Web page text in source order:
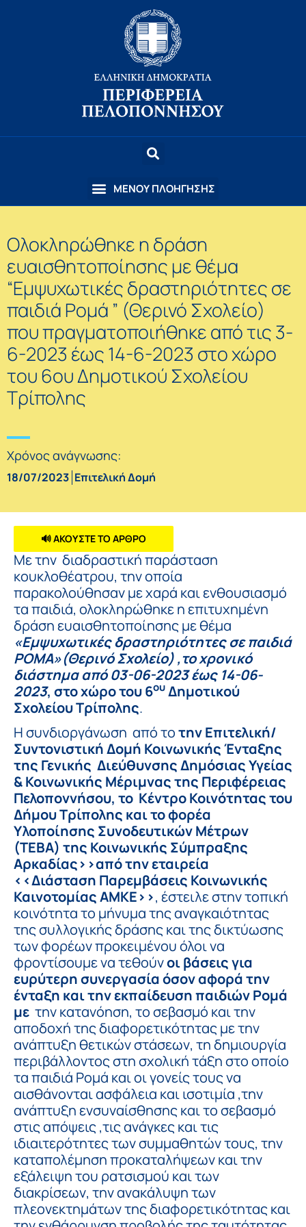
Ολοκληρώθηκε η δράση
ευαισθητοποίησης με θέμα
“Εμψυχωτικές δραστηριότητες σε
παιδιά Ρομά ” (Θερινό Σχολείο)
που πραγματοποιήθηκε από τις 3-
6-2023 έως 14-6-2023 στο χώρο
του 6ου Δημοτικού Σχολείου
Τρίπολης
Χρόνος ανάγνωσης:
18/07/2023 Επιτελική Δομή
🔊 ΑΚΟΥΣΤΕ ΤΟ ΑΡΘΡΟ
Με την διαδραστική παράσταση
κουκλοθέατρου, την οποία
παρακολούθησαν με χαρά και ενθουσιασμό
τα παιδιά, ολοκληρώθηκε η επιτυχημένη
δράση ευαισθητοποίησης με θέμα
«Εμψυχωτικές δραστηριότητες σε παιδιά
ΡΟΜΑ»(Θερινό Σχολείο) ,το χρονικό
διάστημα από 03-06-2023 έως 14-06-
2023, στο χώρο του 6ουΔημοτικού
Σχολείου Τρίπολης.
Η συνδιοργάνωση από τοτην Επιτελική/
Συντονιστική Δομή Κοινωνικής Ένταξης
της Γενικής Διεύθυνσης Δημόσιας Υγείας
& Κοινωνικής Μέριμνας της Περιφέρειας
Πελοποννήσου, το Κέντρο Κοινότητας του
Δήμου Τρίπολης και το φορέα
Υλοποίησης Συνοδευτικών Μέτρων
(ΤΕΒΑ) της Κοινωνικής Σύμπραξης
Αρκαδίας>>από την εταιρεία
<<Διάσταση Παρεμβάσεις Κοινωνικής
Καινοτομίας ΑΜΚΕ>>, έστειλε στην τοπική
κοινότητα το μήνυμα της αναγκαιότητας
της συλλογικής δράσης και της δικτύωσης
των φορέων προκειμένου όλοι να
φροντίσουμε να τεθούνοι βάσεις για
ευρύτερη συνεργασία όσον αφορά την
ένταξη και την εκπαίδευση παιδιών Ρομά
με την κατανόηση, το σεβασμό και την
αποδοχή της διαφορετικότητας με την
ανάπτυξη θετικών στάσεων, τη δημιουργία
περιβάλλοντος στη σχολική τάξη στο οποίο
τα παιδιά Ρομά και οι γονείς τους να
αισθάνονται ασφάλεια και ισοτιμία ,την
ανάπτυξη ενσυναίσθησης και το σεβασμό
στις απόψεις ,τις ανάγκες και τις
ιδιαιτερότητες των συμμαθητών τους, την
καταπολέμηση προκαταλήψεων και την
εξάλειψη του ρατσισμού και των
διακρίσεων, την ανακάλυψη των
πλεονεκτημάτων της διαφορετικότητας και